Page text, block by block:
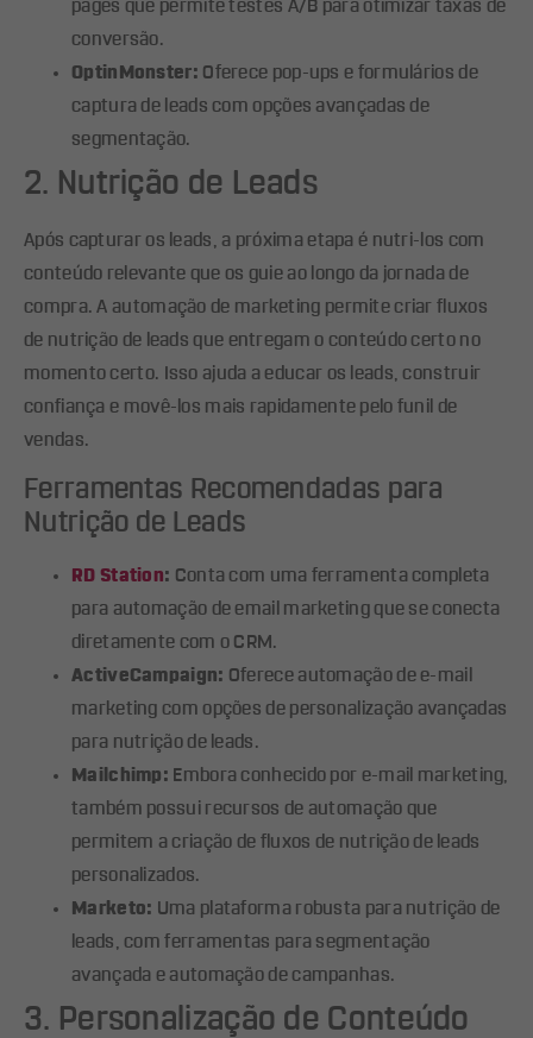
pages que permite testes A/B para otimizar taxas de
conversão.
OptinMonster: Oferece pop-ups e formulários de
captura de leads com opções avançadas de
segmentação.
2. Nutrição de Leads
Após capturar os leads, a próxima etapa é nutri-los com
conteúdo relevante que os guie ao longo da jornada de
compra. A automação de marketing permite criar fluxos
de nutrição de leads que entregam o conteúdo certo no
momento certo. Isso ajuda a educar os leads, construir
confiança e movê-los mais rapidamente pelo funil de
vendas.
Ferramentas Recomendadas para
Nutrição de Leads
RD Station: Conta com uma ferramenta completa
para automação de email marketing que se conecta
diretamente com o CRM.
ActiveCampaign: Oferece automação de e-mail
marketing com opções de personalização avançadas
para nutrição de leads.
Mailchimp: Embora conhecido por e-mail marketing,
também possui recursos de automação que
permitem a criação de fluxos de nutrição de leads
personalizados.
Marketo: Uma plataforma robusta para nutrição de
leads, com ferramentas para segmentação
avançada e automação de campanhas.
3. Personalização de Conteúdo